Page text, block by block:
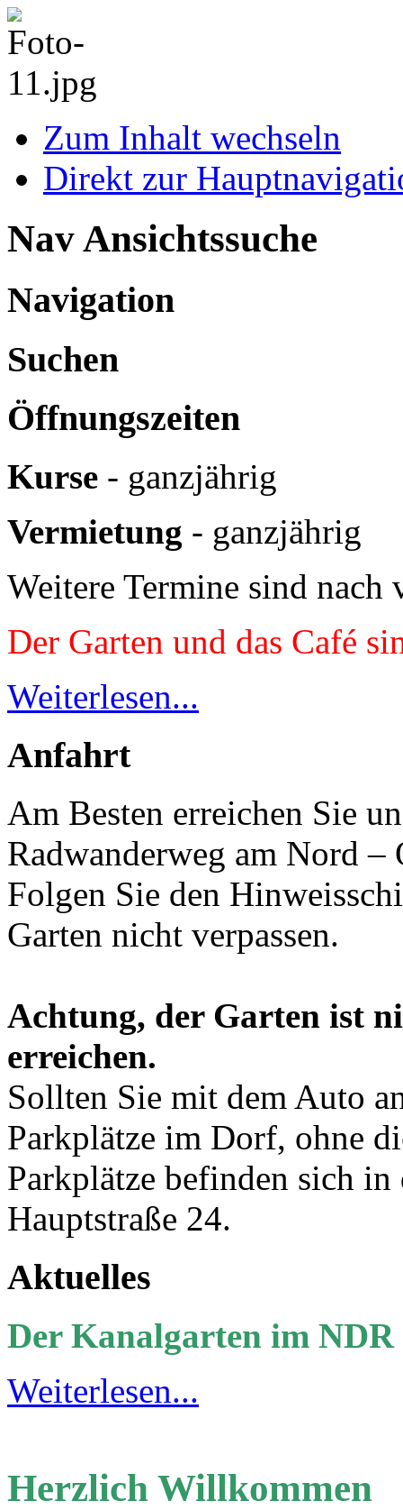
Zum Inhalt wechseln
Direkt zur
Nav Ansichtssuche
Navigation
Suchen
Öffnungszeiten
Kurse - ganzjährig
Vermietung - ganzjährig
Weitere Termine sind
Der Garten und das Café
Weiterlesen...
Anfahrt
Am Besten erreichen Sie
Radwanderweg am Nord –
Folgen Sie den
Garten nicht verpassen.
Achtung, der Garten ist
erreichen.
Sollten Sie mit dem Auto
Parkplätze im Dorf, ohne
Parkplätze befinden sich in
Hauptstraße 24.
Aktuelles
Der Kanalgarten im NDR
Weiterlesen...
Herzlich Willkommen